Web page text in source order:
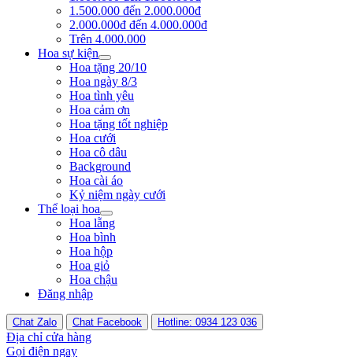
1.500.000 đến 2.000.000đ
2.000.000đ đến 4.000.000đ
Trên 4.000.000
Hoa sự kiện
Hoa tặng 20/10
Hoa ngày 8/3
Hoa tình yêu
Hoa cảm ơn
Hoa tặng tốt nghiệp
Hoa cưới
Hoa cô dâu
Background
Hoa cài áo
Kỷ niệm ngày cưới
Thể loại hoa
Hoa lẵng
Hoa bình
Hoa hộp
Hoa giỏ
Hoa chậu
Đăng nhập
Chat Zalo Chat Facebook Hotline: 0934 123 036
Địa chỉ cửa hàng
Gọi điện ngay